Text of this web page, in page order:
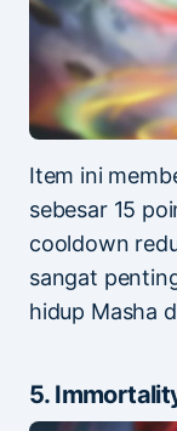
Item ini
sebesar 15
cooldown
sangat
hidup Masha
5.